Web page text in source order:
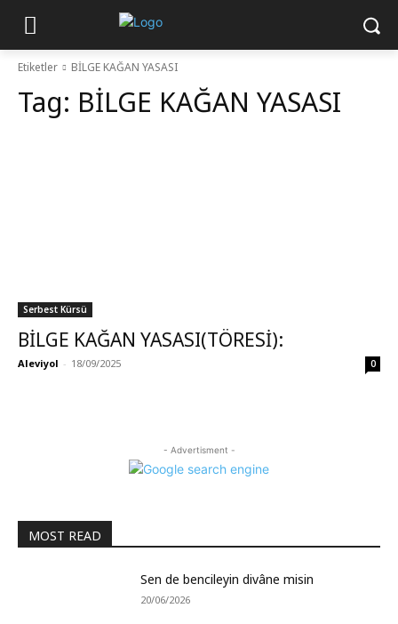
Etiketler BİLGE KAĞAN YASASI
Tag: BİLGE KAĞAN YASASI
Serbest Kürsü
BİLGE KAĞAN YASASI(TÖRESİ):
Aleviyol - 18/09/2025 0
- Advertisment -
MOST READ
Sen de bencileyin divâne misin
20/06/2026